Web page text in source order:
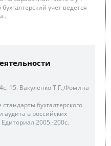
учет ведется
15. Вакуленко Т.Г.,Фомина
бухгалтерского
аудита в российских
2005.-200с.